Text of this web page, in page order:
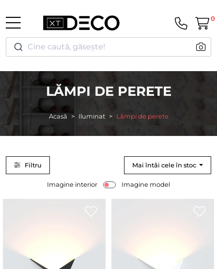
Cine caută, găsește!
0
LĂMPI DE PERETE
Acasă Iluminat Lămpi de perete
Filtru Mai întâi cele în stoc
Imagine interior Imagine model